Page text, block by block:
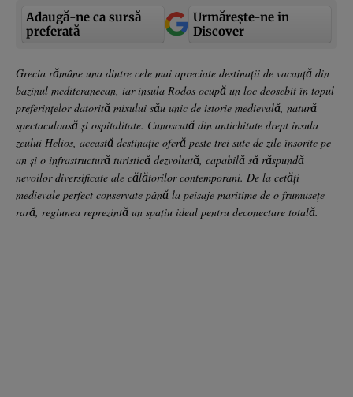
Adaugă-ne ca sursă
preferată
Urmărește-ne in
Discover
Grecia rămâne una dintre cele mai apreciate destinații de vacanță din
bazinul mediteraneean, iar insula Rodos ocupă un loc deosebit în topul
preferințelor datorită mixului său unic de istorie medievală, natură
spectaculoasă și ospitalitate. Cunoscută din antichitate drept insula
zeului Helios, această destinație oferă peste trei sute de zile însorite pe
an și o infrastructură turistică dezvoltată, capabilă să răspundă
nevoilor diversificate ale călătorilor contemporani. De la cetăți
medievale perfect conservate până la peisaje maritime de o frumusețe
rară, regiunea reprezintă un spațiu ideal pentru deconectare totală.